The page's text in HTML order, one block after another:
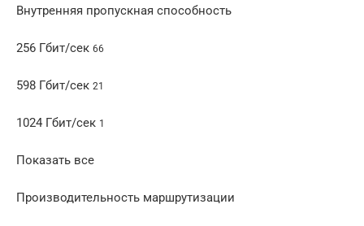
Внутренняя пропускная способность
256 Гбит/сек 66
598 Гбит/сек 21
1024 Гбит/сек 1
Показать все
Производительность маршрутизации